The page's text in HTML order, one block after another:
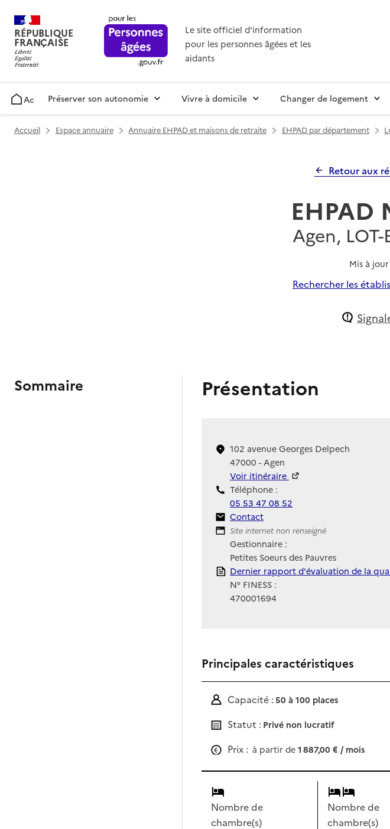
RÉPUBLIQUE
FRANÇAISE
Le site officiel d'information
pour les personnes âgées et les
aidants
AccueilPréserver son autonomie Vivre à domicile Changer de logement
Accueil Espace annuaire Annuaire EHPAD et maisons de retraite EHPAD par département
Retour aux
EHPAD
Agen,
Mis à
Rechercher les
Sommaire Présentation
102 avenue Georges Delpech
47000 - Agen
Voir itinéraire
Téléphone :
05 53 47 08 52
Contact
Contact
Site Internet
Site internet non renseigné
Gestionnaire :
Petites Soeurs des Pauvres
Rapport HAS
Dernier rapport d'évaluation de la
N° FINESS :
470001694
Principales caractéristiques
Capacité : 50 à 100 places
Statut : Privé non lucratif
Prix : à partir de 1 887,00 € / mois
Nombre de
chambre(s)
Nombre de
chambre(s)